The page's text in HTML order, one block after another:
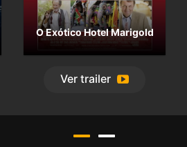
O Exótico Hotel Marigold
Ver trailer